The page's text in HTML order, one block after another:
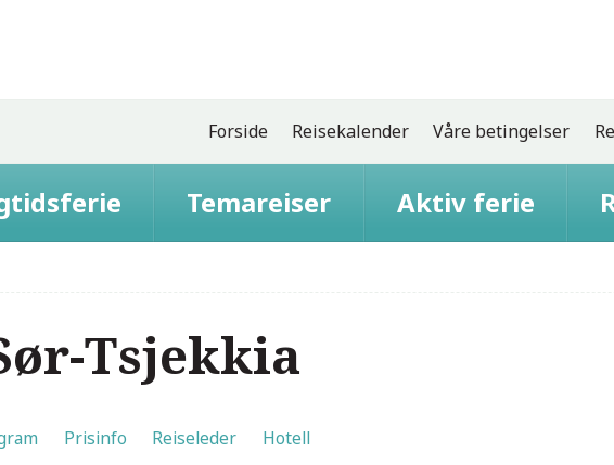
Forside Reisekalender Våre betingelser
Temareiser Aktiv ferie
Tsjekkia
Prisinfo Reiseleder
Hotell